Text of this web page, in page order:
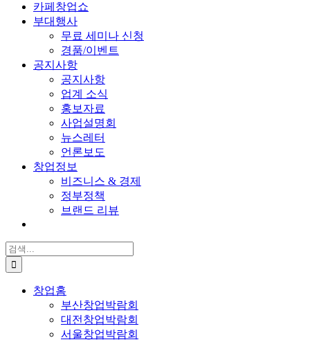
카페창업쇼
부대행사
무료 세미나 신청
경품/이벤트
공지사항
공지사항
업계 소식
홍보자료
사업설명회
뉴스레터
언론보도
창업정보
비즈니스 & 경제
정부정책
브랜드 리뷰
검
색:
창업홈
부산창업박람회
대전창업박람회
서울창업박람회